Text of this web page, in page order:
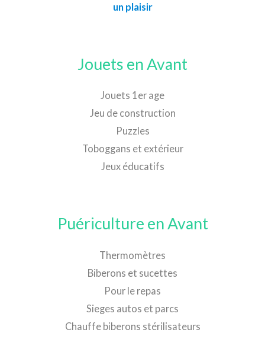
un plaisir
Jouets en Avant
Jouets 1er age
Jeu de construction
Puzzles
Toboggans et extérieur
Jeux éducatifs
Puériculture en Avant
Thermomètres
Biberons et sucettes
Pour le repas
Sieges autos et parcs
Chauffe biberons stérilisateurs